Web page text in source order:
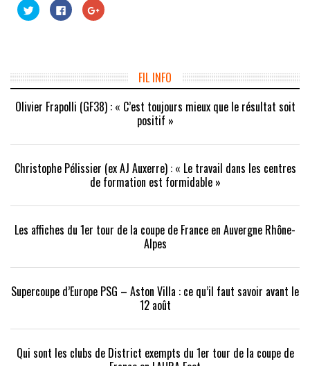
Cliquez
pour
partager
fenêtre)
Cliquez
pour
partager
fenêtre)
Cliquez
pour
nouvelle
fenêtre)
FIL INFO
Olivier Frapolli (GF38) : « C’est toujours mieux que le résultat soit
positif »
Christophe Pélissier (ex AJ Auxerre) : « Le travail dans les centres
de formation est formidable »
Les affiches du 1er tour de la coupe de France en Auvergne Rhône-
Alpes
Supercoupe d’Europe PSG – Aston Villa : ce qu’il faut savoir avant le
12 août
Qui sont les clubs de District exempts du 1er tour de la coupe de